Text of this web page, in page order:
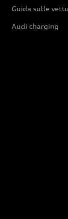
Guida sulle
Audi charging